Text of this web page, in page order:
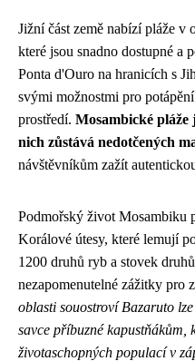
Jižní část země nabízí pláže v
které jsou snadno dostupné a
Ponta d'Ouro na hranicích s
svými možnostmi pro
prostředí. Mosambické pláže
nich zůstává nedotčených
návštěvníkům zažít
Podmořský život Mosambiku
Korálové útesy, které lemují
1200 druhů ryb a stovek
nezapomenutelné zážitky pro
oblasti souostroví Bazaruto
savce příbuzné kapustňákům,
životaschopných populací v